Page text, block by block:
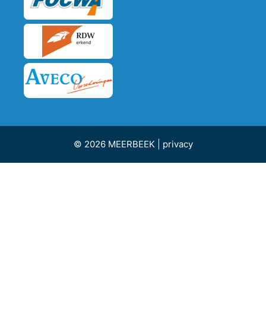
© 2026 MEERBEEK | privacy